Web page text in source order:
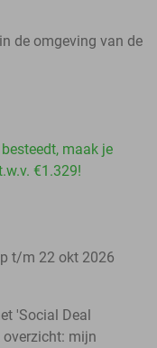
de omgeving van de
maak je
€1.329!
t/m 22 okt 2026
'Social Deal
overzicht: mijn